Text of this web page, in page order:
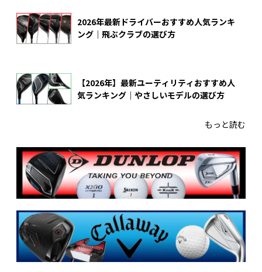
2026年最新ドライバーおすすめ人気ランキ
ング｜飛ぶクラブの選び方
【2026年】最新ユーティリティおすすめ人
気ランキング｜やさしいモデルの選び方
もっと読む